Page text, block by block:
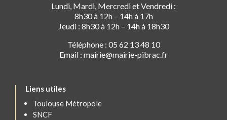
Lundi, Mardi, Mercredi et Vendredi :
8h30 à 12h – 14h à 17h
Jeudi : 8h30 à 12h – 14h à 18h30
Téléphone : 05 62 13 48 10
Email : mairie@mairie-pibrac.fr
Liens utiles
Toulouse Métropole
SNCF